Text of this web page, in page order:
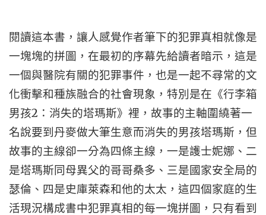
閱讀這本書，讓人感覺作者筆下的犯罪真相就像是
一塊塊的拼圖，在最初的序幕先給讀者暗示，這是
一個與醫院有關的犯罪事件，也是一起不尋常的文
化衝擊和種族融合的社會現象，特別是在《行李箱
男孩2 ：消失的塔瑪斯》裡，故事的主軸圍繞著一
名說要到丹麥做大筆生意而消失的男孩塔瑪斯，但
故事的主線卻一分為四條主線，一是護士妮娜、二
是塔瑪斯同母異父的哥哥桑多、三是國家安全局的
瑟倫、四是史庫萊森和他的太太，這四個家庭的生
活現況構成書中犯罪真相的每一塊拼圖，只有看到